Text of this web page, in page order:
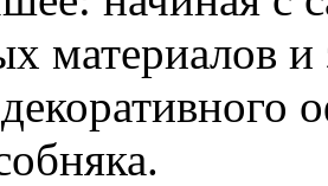
материалов